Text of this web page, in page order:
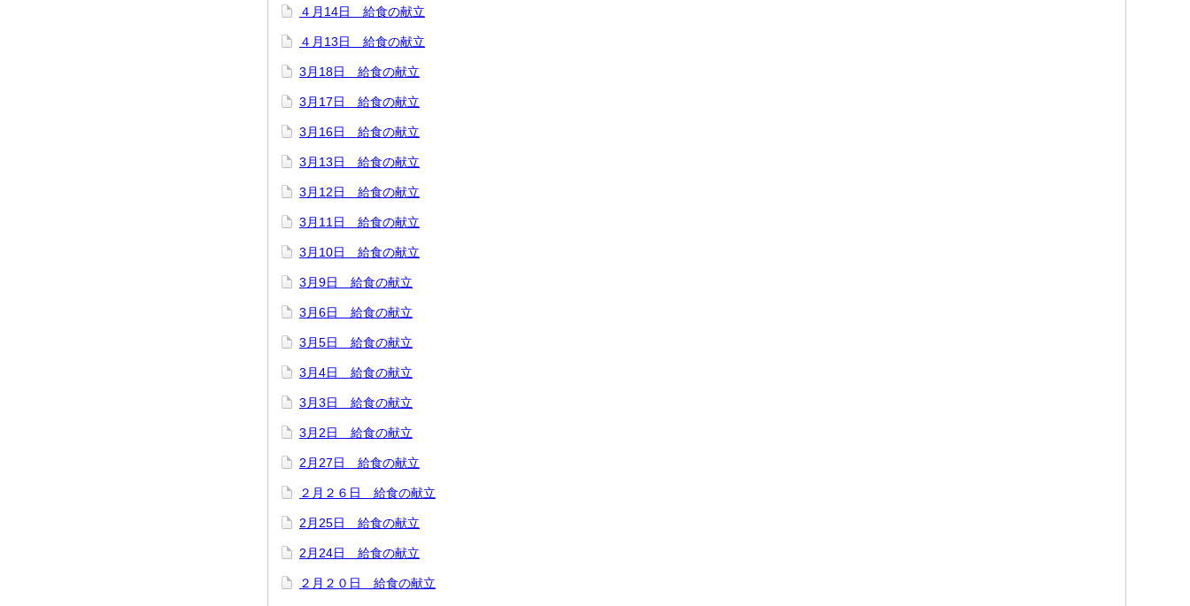
４月14日 給食の献立
４月13日 給食の献立
3月18日 給食の献立
3月17日 給食の献立
3月16日 給食の献立
3月13日 給食の献立
3月12日 給食の献立
3月11日 給食の献立
3月10日 給食の献立
3月9日 給食の献立
3月6日 給食の献立
3月5日 給食の献立
3月4日 給食の献立
3月3日 給食の献立
3月2日 給食の献立
2月27日 給食の献立
２月２６日 給食の献立
2月25日 給食の献立
2月24日 給食の献立
２月２０日 給食の献立